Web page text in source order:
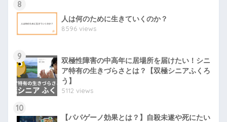
8
人は何のために生きていくのか？
8596 views
9
双極性障害の中高年に居場所を届けたい！シニ
ア特有の生きづらさとは？【双極シニアふくろ
う】
5112 views
10
【パパゲーノ効果とは？】自殺未遂や死にたい